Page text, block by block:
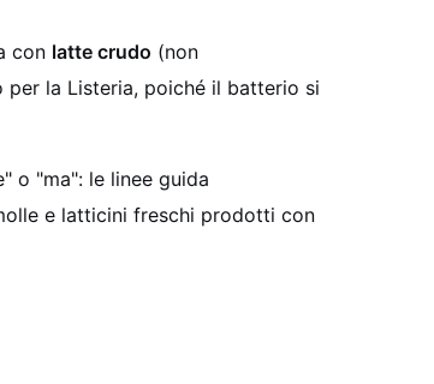
con latte crudo (non
per la Listeria, poiché il batterio si
o "ma": le linee guida
e latticini freschi prodotti con